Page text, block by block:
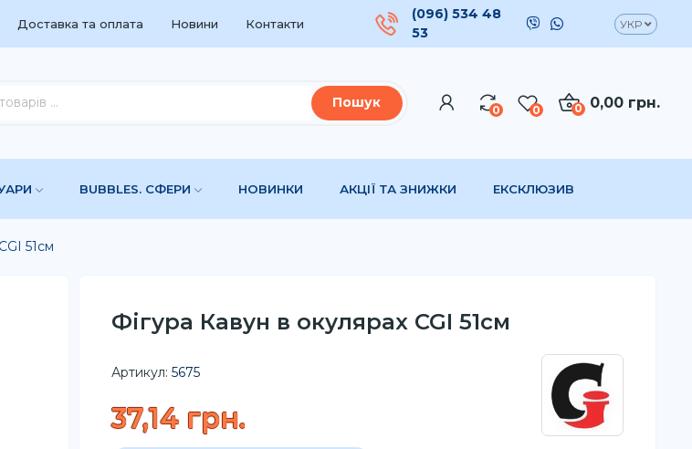
Доставка та оплата Новини Контакти
(096) 534 48
53
УКР
Пошук 0 0 0,00 грн.
0
BUBBLES. СФЕРИ НОВИНКИ АКЦІЇ ТА ЗНИЖКИ ЕКСКЛЮЗИВ
51см
Фігура Кавун в окулярах CGI 51см
Артикул: 5675
37,14 грн.